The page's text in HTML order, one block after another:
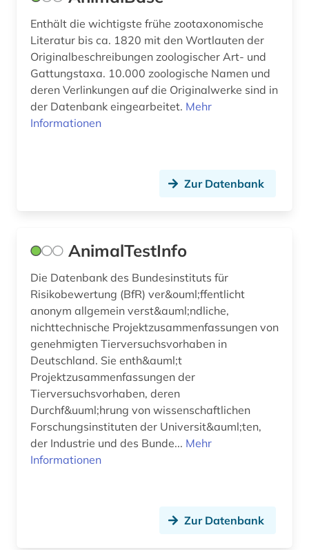
fischereiwesen (1)
fischkunde (1)
fischzucht (1)
flechten (2)
forschung (3)
forschungdaten (1)
forschungsbericht (1)
forschungsdaten (4)
forschungsprojekte (1)
Enthält die wichtigste frühe zootaxonomische
Literatur bis ca. 1820 mit den Wortlauten der
Originalbeschreibungen zoologischer Art- und
Gattungstaxa. 10.000 zoologische Namen und
deren Verlinkungen auf die Originalwerke sind in
der Datenbank eingearbeitet. Mehr
Informationen
Zur Datenbank
AnimalTestInfo
Die Datenbank des Bundesinstituts für
Risikobewertung (BfR) ver&ouml;ffentlicht
anonym allgemein verst&auml;ndliche,
nichttechnische Projektzusammenfassungen von
genehmigten Tierversuchsvorhaben in
Deutschland. Sie enth&auml;t
Projektzusammenfassungen der
Tierversuchsvorhaben, deren
Durchf&uuml;hrung von wissenschaftlichen
Forschungsinstituten der Universit&auml;ten,
der Industrie und des Bunde... Mehr
Informationen
Zur Datenbank